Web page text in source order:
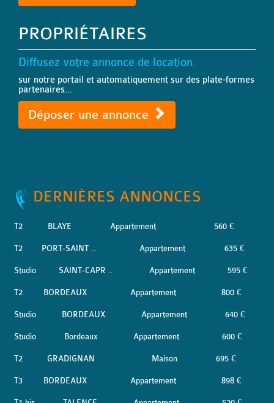
PROPRIÉTAIRES
Diffusez votre annonce de location.
sur notre portail et automatiquement sur des plate-formes
partenaires...
Déposer une annonce
DERNIÈRES ANNONCES
T2 BLAYE Appartement 560 €
T2 PORT-SAINT .. Appartement 635 €
Studio SAINT-CAPR .. Appartement 595 €
T2 BORDEAUX Appartement 800 €
Studio BORDEAUX Appartement 640 €
Studio Bordeaux Appartement 600 €
T2 GRADIGNAN Maison 695 €
T3 BORDEAUX Appartement 898 €